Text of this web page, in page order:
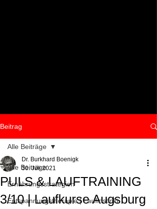
Beitrag
Alle Beiträge
Ernährungsstrategien
Entspannungstherapie | Laufinstinkt
Alle Beiträge
PULS & LAUFTRAINING
3/10 | Laufkurse Augsburg
Dr. Burkhard Boenigk
30. Juli 2021